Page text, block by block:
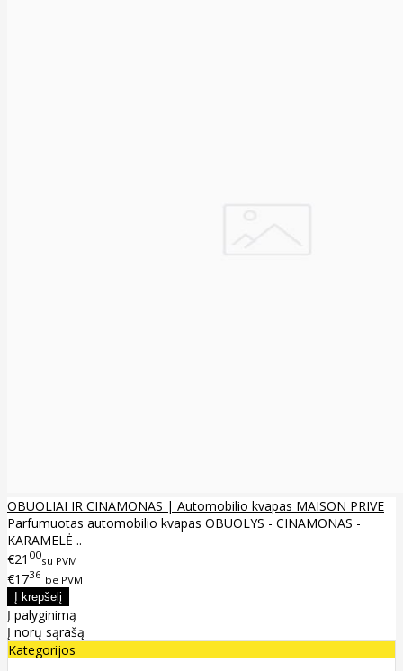
OBUOLIAI IR CINAMONAS | Automobilio kvapas MAISON PRIVE
Parfumuotas automobilio kvapas OBUOLYS - CINAMONAS -
KARAMELĖ ..
€21 00su PVM
€1736 be PVM
Į palyginimą
Į norų sąrašą
Kategorijos